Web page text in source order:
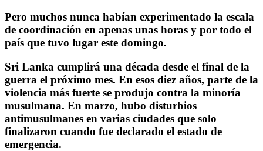
Pero muchos nunca habían experimentado la escala
de coordinación en apenas unas horas y por todo el
país que tuvo lugar este domingo.
Sri Lanka cumplirá una década desde el final de la
guerra el próximo mes. En esos diez años, parte de la
violencia más fuerte se produjo contra la minoría
musulmana. En marzo, hubo disturbios
antimusulmanes en varias ciudades que solo
finalizaron cuando fue declarado el estado de
emergencia.